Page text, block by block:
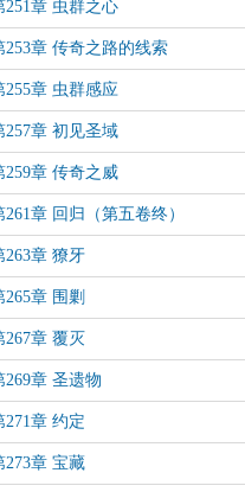
251章 虫群之心
253章 传奇之路的线索
255章 虫群感应
257章 初见圣域
259章 传奇之威
261章 回归（第五卷终）
263章 獠牙
265章 围剿
267章 覆灭
269章 圣遗物
271章 约定
273章 宝藏